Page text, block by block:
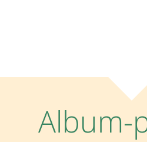
Album-